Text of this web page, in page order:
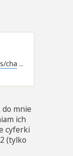
cha ...
mnie
ich
cyferki
(tylko